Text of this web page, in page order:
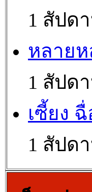
1 สัปด
หลาย
1 สัปด
เซี้ยง
1 สัปด